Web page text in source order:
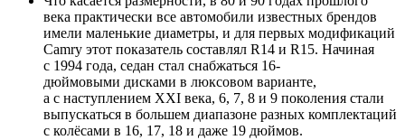
века практически все автомобили известных брендов
имели маленькие диаметры, и для первых модификаций
Camry этот показатель составлял R14 и R15. Начиная
с 1994 года, седан стал снабжаться 16-
дюймовыми дисками в люксовом варианте,
а с наступлением XXI века, 6, 7, 8 и 9 поколения стали
выпускаться в большем диапазоне разных комплектаций
с колёсами в 16, 17, 18 и даже 19 дюймов.